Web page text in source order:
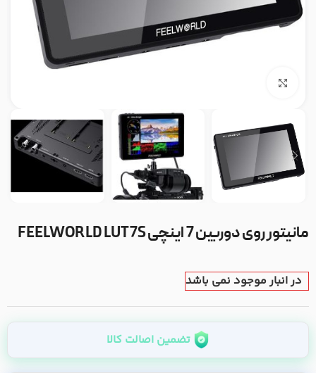
مانیتور روی دوربین 7 اینچی FEELWORLD LUT7S
در انبار موجود نمی باشد
تضمین اصالت کالا